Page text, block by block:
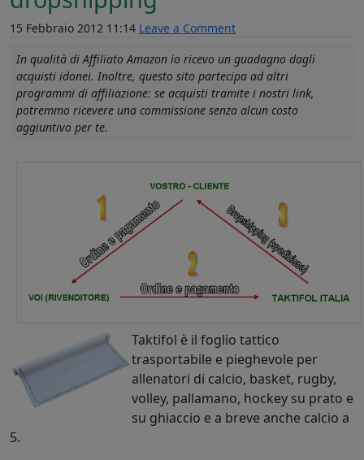
15 Febbraio 2012 11:14 Leave a Comment
In qualità di Affiliato Amazon io ricevo un guadagno dagli
acquisti idonei. Inoltre, questo sito partecipa ad altri
programmi di affiliazione: se acquisti tramite i nostri link,
potremmo ricevere una commissione senza alcun costo
aggiuntivo per te.
Taktifol è il foglio tattico
trasportabile e pieghevole per
allenatori di calcio, basket, rugby,
volley, pallamano, hockey su prato e
su ghiaccio e a breve anche calcio a
5.